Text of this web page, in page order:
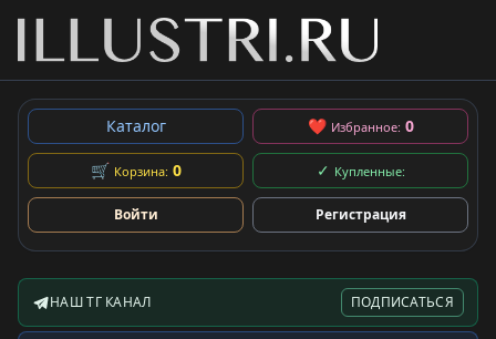
Каталог ❤ Избранное: 0
🛒 Корзина: 0 ✓ Купленные:
Войти Регистрация
Telegram-канал
НАШ ТГ КАНАЛ ПОДПИСАТЬСЯ